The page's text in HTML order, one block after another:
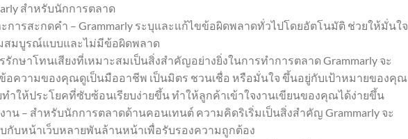
สำหรับนักการตลาด
การสะกดคำ – Grammarly ระบุและแก้ไขข้อผิดพลาดทั่วไปโดยอัตโนมัติ ช่วยให้มั่นใจ
สมบูรณ์แบบและไม่มีข้อผิดพลาด
รักษาโทนเสียงที่เหมาะสมเป็นสิ่งสำคัญอย่างยิ่งในการทำการตลาด Grammarly จะ
อความของคุณดูเป็นมืออาชีพ เป็นมิตร ชวนเชื่อ หรือมั่นใจ ขึ้นอยู่กับเป้าหมายของคุณ
ทำให้ประโยคที่ซับซ้อนเรียบง่ายขึ้น ทำให้ลูกค้าเข้าใจงานเขียนของคุณได้ง่ายขึ้น
น – สำหรับนักการตลาดด้านคอนเทนต์ ความคิดริเริ่มเป็นสิ่งสำคัญ Grammarly จะ
บหน้าเว็บหลายพันล้านหน้าเพื่อรับรองความถูกต้อง